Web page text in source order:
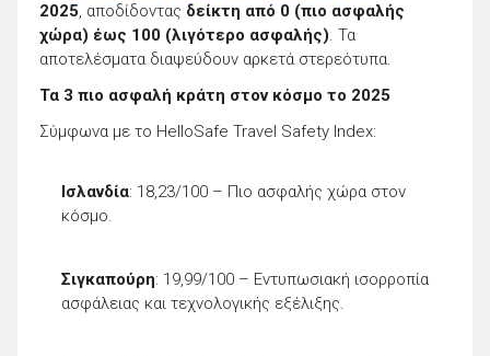
2025, αποδίδοντας δείκτη από 0 (πιο ασφαλής
χώρα) έως 100 (λιγότερο ασφαλής). Τα
αποτελέσματα διαψεύδουν αρκετά στερεότυπα.
Τα 3 πιο ασφαλή κράτη στον κόσμο το 2025
Σύμφωνα με το HelloSafe Travel Safety Index:
Ισλανδία: 18,23/100 – Πιο ασφαλής χώρα στον
κόσμο.
Σιγκαπούρη: 19,99/100 – Εντυπωσιακή ισορροπία
ασφάλειας και τεχνολογικής εξέλιξης.